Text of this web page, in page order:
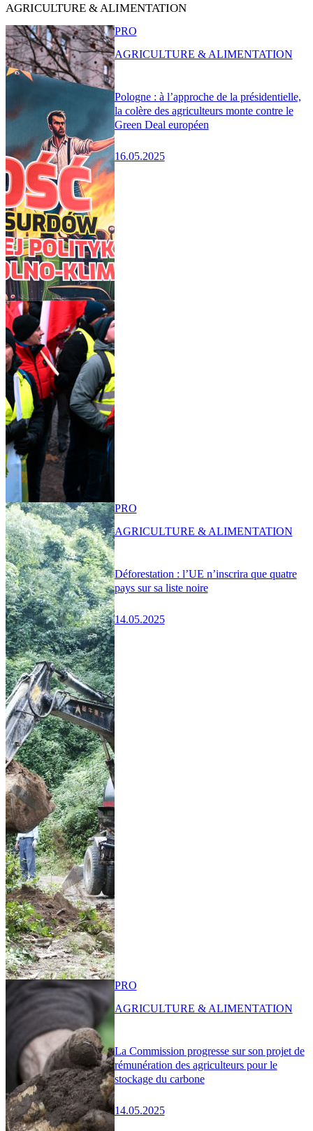
AGRICULTURE & ALIMENTATION
Pologne : à l’approche de la présidentielle,
la colère des agriculteurs monte contre le
Green Deal européen
16.05.2025
PRO
AGRICULTURE & ALIMENTATION
Déforestation : l’UE n’inscrira que quatre
pays sur sa liste noire
14.05.2025
PRO
AGRICULTURE & ALIMENTATION
La Commission progresse sur son projet de
rémunération des agriculteurs pour le
stockage du carbone
14.05.2025
PRO
AGRICULTURE & ALIMENTATION